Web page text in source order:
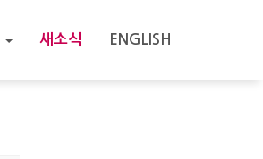
새소식 ENGLISH